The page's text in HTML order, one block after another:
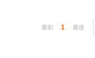
最初 1 最後